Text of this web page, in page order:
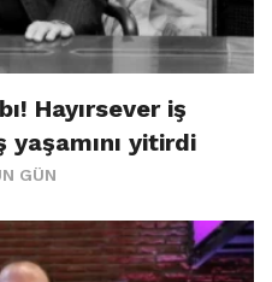
Hayırsever iş
yaşamını yitirdi
GÜN